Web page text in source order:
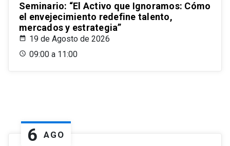
Seminario: “El Activo que Ignoramos: Cómo
el envejecimiento redefine talento,
mercados y estrategia”
19 de Agosto de 2026
09:00 a 11:00
6 AGO